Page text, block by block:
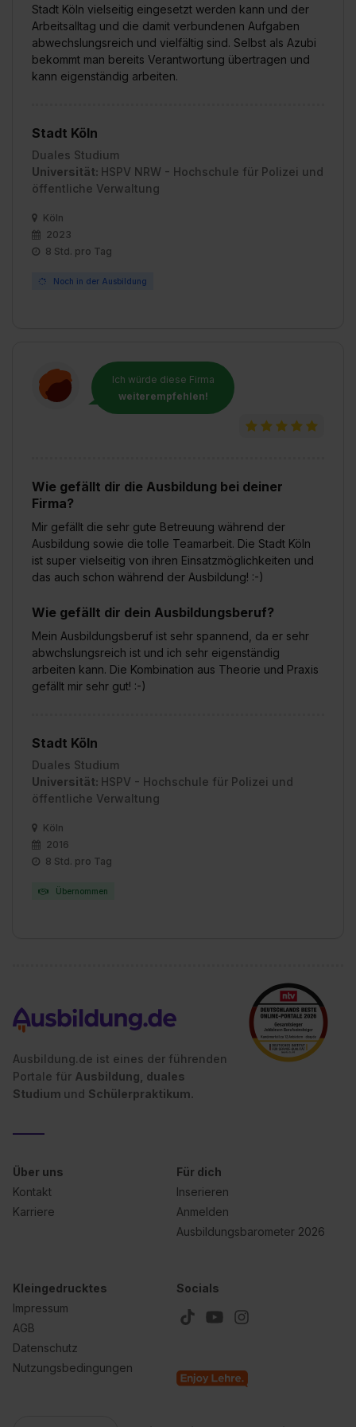
Datenschutzerklärung unter dem Punkt „Datenschutz-
Einstellungen“ widerrufen. Weitere Informationen zu den
einzelnen Cookies findest du durch Klick auf „Details
zeigen“. Weitere Informationen:
Stadt Köln vielseitig eingesetzt werden kann und der
Arbeitsalltag und die damit verbundenen Aufgaben
abwechslungsreich und vielfältig sind. Selbst als Azubi
bekommt man bereits Verantwortung übertragen und
kann eigenständig arbeiten.
Stadt Köln
Duales Studium
Universität: HSPV NRW - Hochschule für Polizei und
öffentliche Verwaltung
Köln
2023
8 Std. pro Tag
Noch in der Ausbildung
Ich würde diese Firma
weiterempfehlen!
Wie gefällt dir die Ausbildung bei deiner
Firma?
Mir gefällt die sehr gute Betreuung während der
Ausbildung sowie die tolle Teamarbeit. Die Stadt Köln
ist super vielseitig von ihren Einsatzmöglichkeiten und
das auch schon während der Ausbildung! :-)
Wie gefällt dir dein Ausbildungsberuf?
Mein Ausbildungsberuf ist sehr spannend, da er sehr
abwchslungsreich ist und ich sehr eigenständig
arbeiten kann. Die Kombination aus Theorie und Praxis
gefällt mir sehr gut! :-)
Stadt Köln
Duales Studium
Universität: HSPV - Hochschule für Polizei und
öffentliche Verwaltung
Köln
2016
8 Std. pro Tag
Übernommen
Ausbildung.de ist eines der führenden
Portale für Ausbildung, duales
Studium und Schülerpraktikum.
Über uns
Kontakt
Karriere
Für dich
Inserieren
Anmelden
Ausbildungsbarometer 2026
Kleingedrucktes
Impressum
AGB
Datenschutz
Nutzungsbedingungen
Socials